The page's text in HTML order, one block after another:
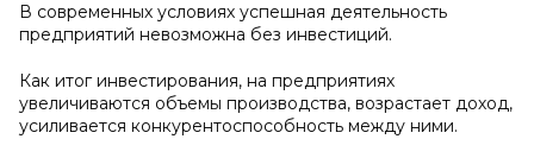
В современных условиях успешная деятельность
предприятий невозможна без инвестиций.
Как итог инвестирования, на предприятиях
увеличиваются объемы производства, возрастает доход,
усиливается конкурентоспособность между ними.